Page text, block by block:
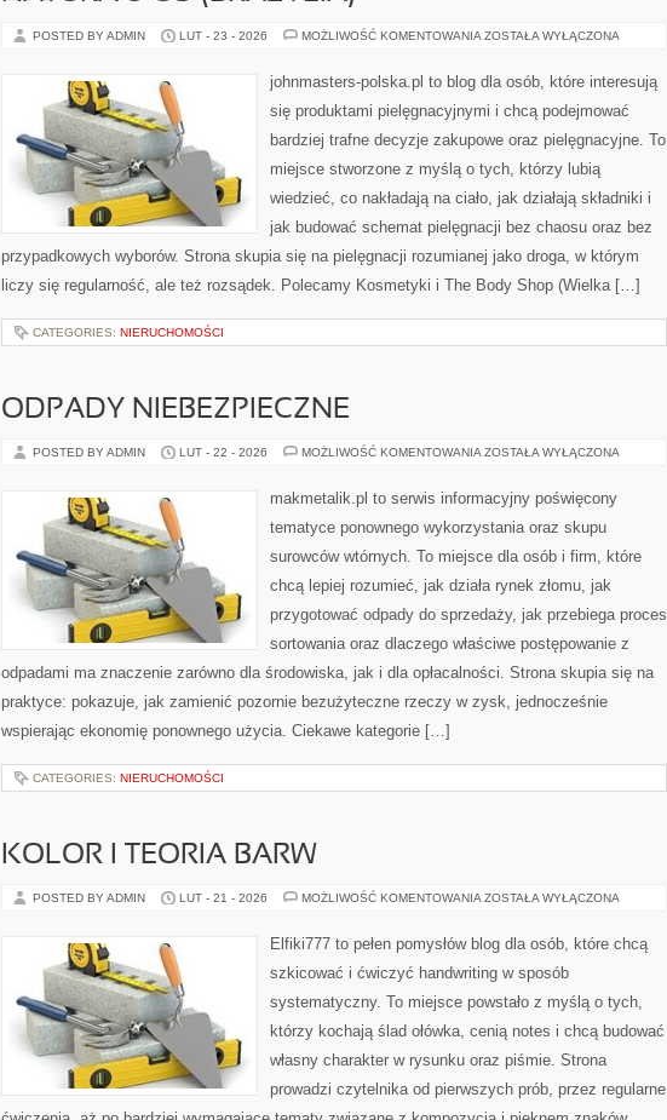
POSTED BY ADMIN LUT - 23 - 2026 MOŻLIWOŚĆ KOMENTOWANIA NATURA
(BRAZYLIA)
ZOSTAŁA WYŁĄCZONA
johnmasters-polska.pl to blog dla osób, które interesują
się produktami pielęgnacyjnymi i chcą podejmować
bardziej trafne decyzje zakupowe oraz pielęgnacyjne. To
miejsce stworzone z myślą o tych, którzy lubią
wiedzieć, co nakładają na ciało, jak działają składniki i
jak budować schemat pielęgnacji bez chaosu oraz bez
przypadkowych wyborów. Strona skupia się na pielęgnacji rozumianej jako droga, w którym
liczy się regularność, ale też rozsądek. Polecamy Kosmetyki i The Body Shop (Wielka […]
CATEGORIES: NIERUCHOMOŚCI
ODPADY NIEBEZPIECZNE
POSTED BY ADMIN LUT - 22 - 2026 MOŻLIWOŚĆ KOMENTOWANIA ODPADY
ZOSTAŁA WYŁĄCZONA
makmetalik.pl to serwis informacyjny poświęcony
tematyce ponownego wykorzystania oraz skupu
surowców wtórnych. To miejsce dla osób i firm, które
chcą lepiej rozumieć, jak działa rynek złomu, jak
przygotować odpady do sprzedaży, jak przebiega proces
sortowania oraz dlaczego właściwe postępowanie z
odpadami ma znaczenie zarówno dla środowiska, jak i dla opłacalności. Strona skupia się na
praktyce: pokazuje, jak zamienić pozornie bezużyteczne rzeczy w zysk, jednocześnie
wspierając ekonomię ponownego użycia. Ciekawe kategorie […]
CATEGORIES: NIERUCHOMOŚCI
KOLOR I TEORIA BARW
POSTED BY ADMIN LUT - 21 - 2026 MOŻLIWOŚĆ KOMENTOWANIA KOLOR
BARW
ZOSTAŁA WYŁĄCZONA
Elfiki777 to pełen pomysłów blog dla osób, które chcą
szkicować i ćwiczyć handwriting w sposób
systematyczny. To miejsce powstało z myślą o tych,
którzy kochają ślad ołówka, cenią notes i chcą budować
własny charakter w rysunku oraz piśmie. Strona
prowadzi czytelnika od pierwszych prób, przez regularne